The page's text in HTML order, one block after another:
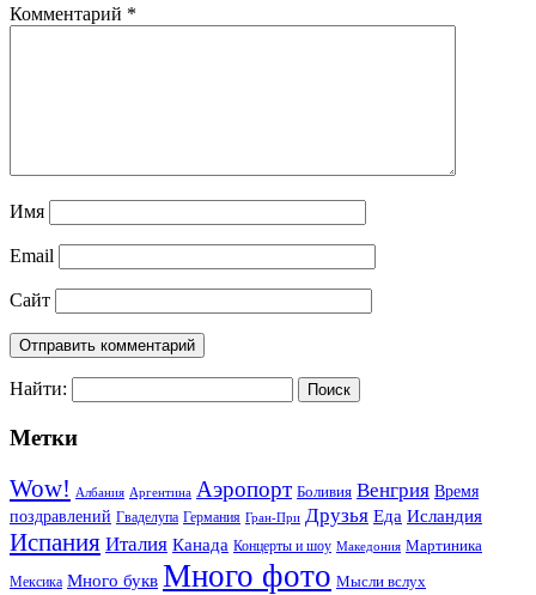
Комментарий *
Имя
Email
Сайт
Найти:
Метки
Wow! Албания Аргентина Аэропорт Боливия Венгрия Время
поздравлений Гваделупа Германия Гран-При Друзья Еда Исландия
Испания Италия Канада Концерты и шоу Македония Мартиника
Мексика Много букв Много фото Мысли вслух